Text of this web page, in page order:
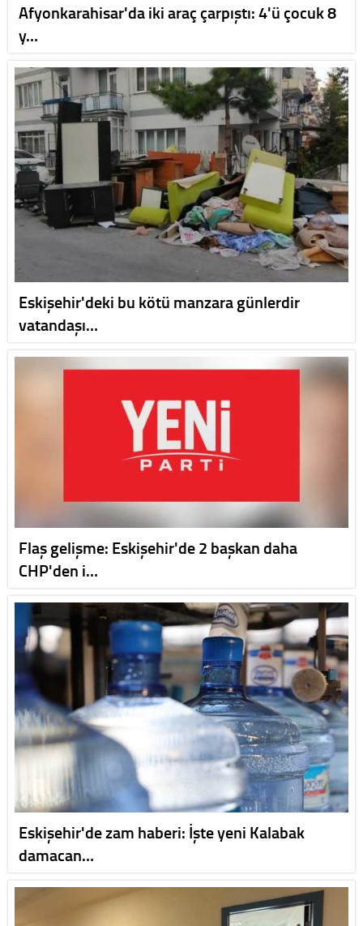
Afyonkarahisar'da iki araç çarpıştı: 4'ü çocuk 8
y…
Eskişehir'deki bu kötü manzara günlerdir
vatandaşı…
Flaş gelişme: Eskişehir'de 2 başkan daha
CHP'den i…
Eskişehir'de zam haberi: İşte yeni Kalabak
damacan…